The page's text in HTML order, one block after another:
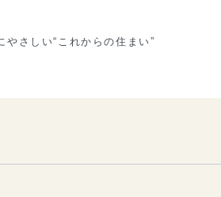
さしい“これからの住まい”